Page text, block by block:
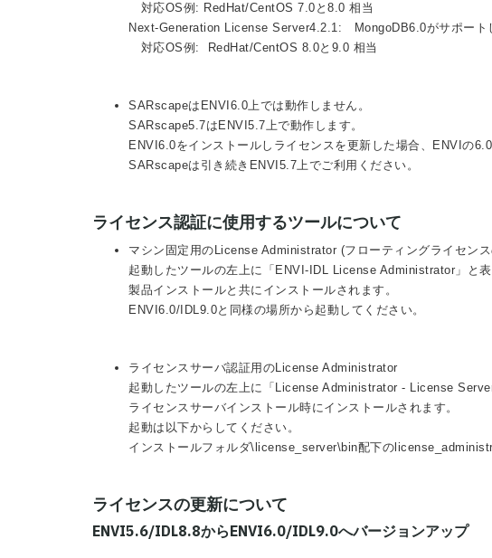
対応OS例: RedHat/CentOS 7.0と8.0 相当
Next-Generation License Server4.2.1: MongoDB6.0がサポート
対応OS例: RedHat/CentOS 8.0と9.0 相当
SARscapeはENVI6.0上では動作しません。
SARscape5.7はENVI5.7上で動作します。
ENVI6.0をインストールしライセンスを更新した場合、ENVIの
SARscapeは引き続きENVI5.7上でご利用ください。
ライセンス認証に使用するツールについて
マシン固定用のLicense Administrator (フローティングライセン
起動したツールの左上に「ENVI-IDL License Administrator」と表
製品インストールと共にインストールされます。
ENVI6.0/IDL9.0と同様の場所から起動してください。
ライセンスサーバ認証用のLicense Administrator
起動したツールの左上に「License Administrator - License
ライセンスサーバインストール時にインストールされます。
起動は以下からしてください。
インストールフォルダ\license_server\bin配下の
ライセンスの更新について
ENVI5.6/IDL8.8からENVI6.0/IDL9.0へバージョンアップ